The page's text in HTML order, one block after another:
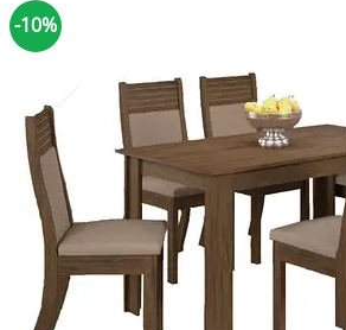
-10%